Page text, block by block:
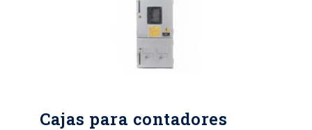
triangular o hexagonal
Cajas para contadores